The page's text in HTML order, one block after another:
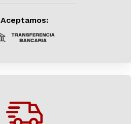
Aceptamos: